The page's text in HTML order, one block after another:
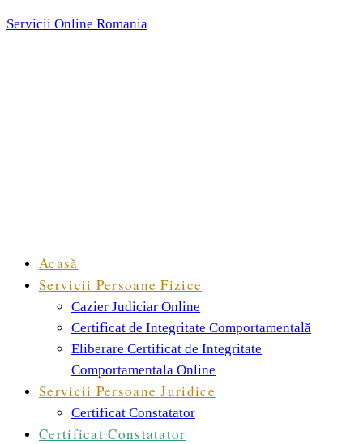
Servicii Online Romania
Acasă
Servicii Persoane Fizice
Cazier Judiciar Online
Certificat de Integritate Comportamentală
Eliberare Certificat de Integritate
Comportamentala Online
Servicii Persoane Juridice
Certificat Constatator
Certificat Constatator